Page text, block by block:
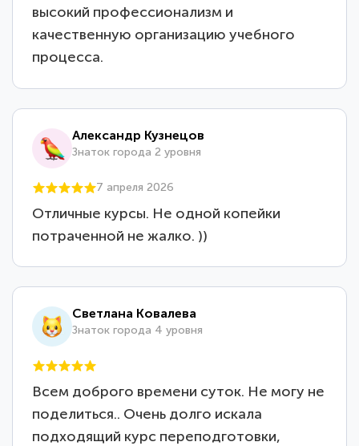
высокий профессионализм и
качественную организацию учебного
процесса.
Александр Кузнецов
Знаток города 2 уровня
7 апреля 2026
Отличные курсы. Не одной копейки
потраченной не жалко. ))
Светлана Ковалева
Знаток города 4 уровня
Всем доброго времени суток. Не могу не
поделиться.. Очень долго искала
подходящий курс переподготовки,